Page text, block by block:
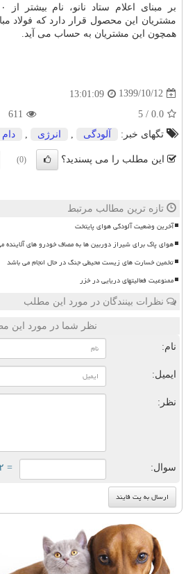
مشتریان این محصول قرار دارد که فولاد
همچون این مشتریان به حساب می آید.
1399/10/12
13:01:09
0.0
/
5
611
تگهای خبر:
آلودگی انرژی دام
این مطلب را می پسندید؟ (0)
تازه ترین مطالب مرتبط
آخرین وضعیت آلودگی هوای پایتخت
هوای پاک برای شیراز دوربین ها به مصاف خودرو های آلاینده
تخمین خسارت های زیست محیطی جنگ در حال انجام می باشد
ممنوعیت فعالیتهای دریایی در خزر
نظرات بینندگان در مورد این مطلب
نظر شما در مورد این
نام:
ایمیل:
نظر:
سوال: = ۲ بعلاوه ۲